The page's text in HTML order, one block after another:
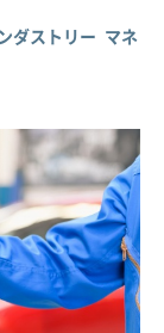
ダストリー マネ